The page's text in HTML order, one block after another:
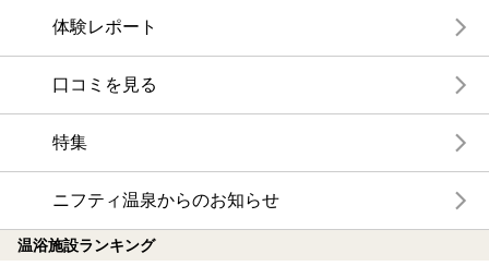
体験レポート
口コミを見る
特集
ニフティ温泉からのお知らせ
温浴施設ランキング